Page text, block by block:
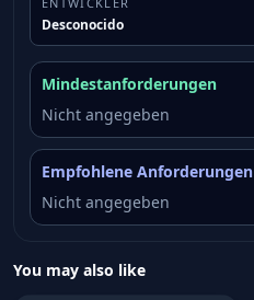
Desconocido
Mindestanforderungen
Nicht angegeben
Empfohlene Anforderungen
Nicht angegeben
You may also like